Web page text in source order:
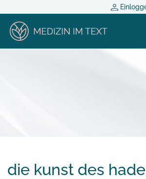
die kunst des